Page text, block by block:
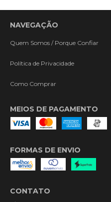
NAVEGAÇÃO
Quem Somos / Porque Confiar
Política de Privacidade
Como Comprar
MEIOS DE PAGAMENTO
FORMAS DE ENVIO
CONTATO